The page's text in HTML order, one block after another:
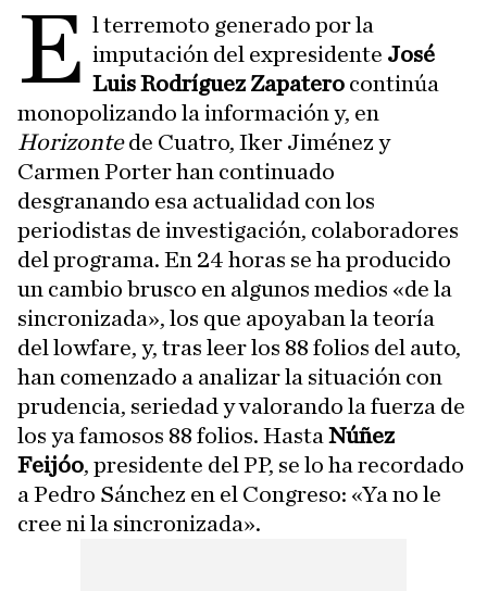
E l terremoto generado por la
imputación del expresidente José
Luis Rodríguez Zapatero continúa
monopolizando la información y, en
Horizontede Cuatro, Iker Jiménez y
Carmen Porter han continuado
desgranando esa actualidad con los
periodistas de investigación, colaboradores
del programa. En 24 horas se ha producido
un cambio brusco en algunos medios «de la
sincronizada», los que apoyaban la teoría
del lowfare, y, tras leer los 88 folios del auto,
han comenzado a analizar la situación con
prudencia, seriedad y valorando la fuerza de
los ya famosos 88 folios. Hasta Núñez
Feijóo, presidente del PP, se lo ha recordado
a Pedro Sánchez en el Congreso: «Ya no le
cree ni la sincronizada».